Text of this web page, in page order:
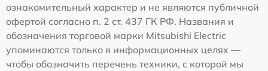
ознакомительный характер и не являются публичной
офертой согласно п. 2 ст. 437 ГК РФ. Названия и
обозначения торговой марки Mitsubishi Electric
упоминаются только в информационных целях —
чтобы обозначить перечень техники, с которой мы